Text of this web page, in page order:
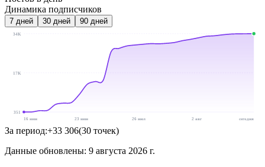
Динамика подписчиков
7 дней 30 дней 90 дней
34K
17K
351
16 июн
23 июн 26 июл 2 авг сегодня
За период:+33 306(30 точек)
Данные обновлены: 9 августа 2026 г.